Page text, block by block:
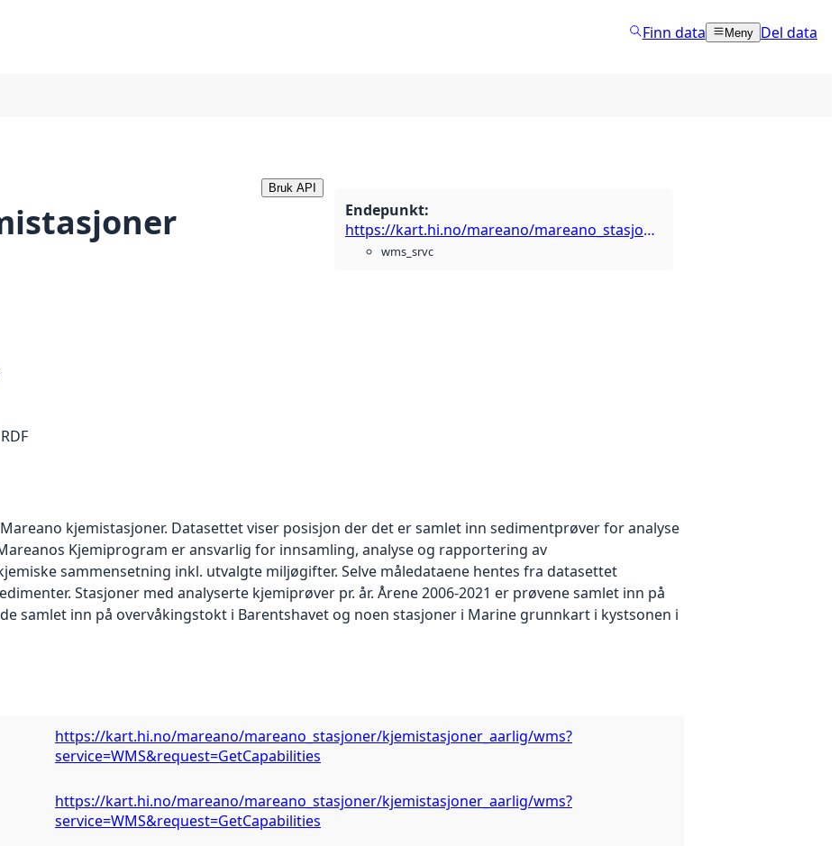
Finn data Meny Del data
Bruk API
Endepunkt:
https://kart.hi.no/mareano/mareano_stasjoner/kjemistasjoner_aarlig/wms?service=WMS&request=GetCapabilities
wms_srvc
RDF
kjemistasjoner. Datasettet viser posisjon der det er samlet inn sedimentprøver for analyse
Kjemiprogram er ansvarlig for innsamling, analyse og rapportering av
sammensetning inkl. utvalgte miljøgifter. Selve måledataene hentes fra datasettet
Stasjoner med analyserte kjemiprøver pr. år. Årene 2006-2021 er prøvene samlet inn på
samlet inn på overvåkingstokt i Barentshavet og noen stasjoner i Marine grunnkart i kystsonen i
https://kart.hi.no/mareano/mareano_stasjoner/kjemistasjoner_aarlig/wms?
service=WMS&request=GetCapabilities
https://kart.hi.no/mareano/mareano_stasjoner/kjemistasjoner_aarlig/wms?
service=WMS&request=GetCapabilities